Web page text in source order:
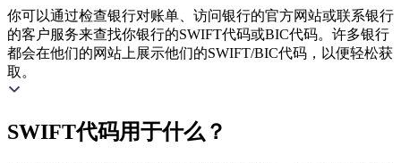
你可以通过检查银行对账单、访问银行的官方网站或联系银行
的客户服务来查找你银行的SWIFT代码或BIC代码。许多银行
都会在他们的网站上展示他们的SWIFT/BIC代码，以便轻松获
取。
SWIFT代码用于什么？